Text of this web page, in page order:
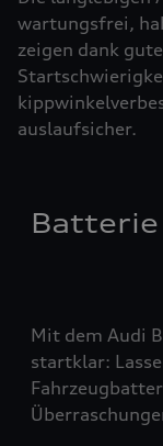
wartungsfrei,
zeigen dank
auslaufsicher.
Batterie
Mit dem Audi
startklar: